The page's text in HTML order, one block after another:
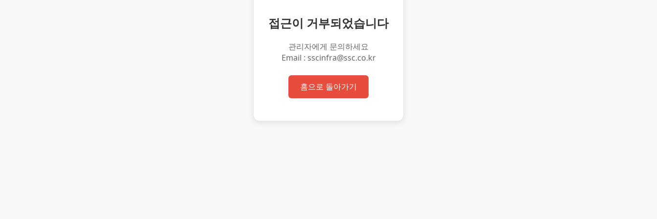
접근이 거부되었습니다
관리자에게 문의하세요
Email : sscinfra@ssc.co.kr
홈으로 돌아가기